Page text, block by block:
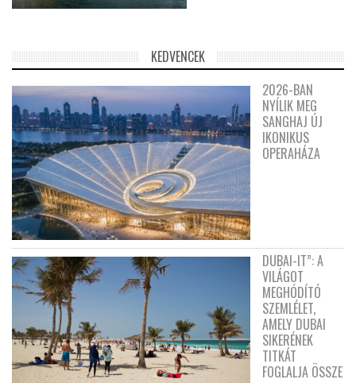
KEDVENCEK
2026-BAN
NYÍLIK MEG
SANGHAJ ÚJ
IKONIKUS
OPERAHÁZA
DUBAI-IT”: A
VILÁGOT
MEGHÓDÍTÓ
SZEMLÉLET,
AMELY DUBAI
SIKERÉNEK
TITKÁT
FOGLALJA ÖSSZE